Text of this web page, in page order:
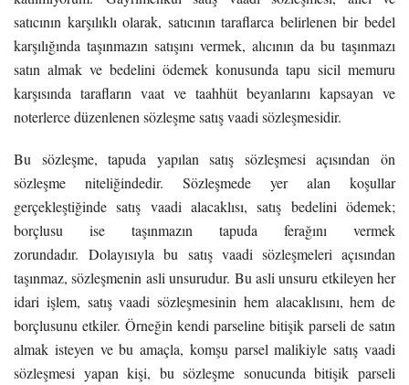
satıcının karşılıklı olarak, satıcının taraflarca belirlenen bir bedel
karşılığında taşınmazın satışını vermek, alıcının da bu taşınmazı
satın almak ve bedelini ödemek konusunda tapu sicil memuru
karşısında tarafların vaat ve taahhüt beyanlarını kapsayan ve
noterlerce düzenlenen sözleşme satış vaadi sözleşmesidir.
Bu sözleşme, tapuda yapılan satış sözleşmesi açısından ön
sözleşme niteliğindedir. Sözleşmede yer alan koşullar
gerçekleştiğinde satış vaadi alacaklısı, satış bedelini ödemek;
borçlusu ise taşınmazın tapuda ferağını vermek
zorundadır. Dolayısıyla bu satış vaadi sözleşmeleri açısından
taşınmaz, sözleşmenin asli unsurudur. Bu asli unsuru etkileyen her
idari işlem, satış vaadi sözleşmesinin hem alacaklısını, hem de
borçlusunu etkiler. Örneğin kendi parseline bitişik parseli de satın
almak isteyen ve bu amaçla, komşu parsel malikiyle satış vaadi
sözleşmesi yapan kişi, bu sözleşme sonucunda bitişik parseli